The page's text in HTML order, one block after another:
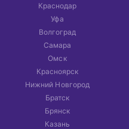
Краснодар
Уфа
Волгоград
Самара
Омск
Красноярск
Нижний Новгород
Братск
Брянск
Казань